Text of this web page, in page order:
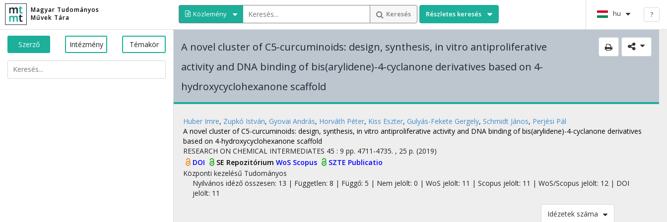
Magyar Tudományos
Művek Tára
Közlemény Keresés Részletes keresés hu ?
Szerző Intézmény Témakör
A novel cluster of C5-curcuminoids: design, synthesis, in vitro antiproliferative
activity and DNA binding of bis(arylidene)-4-cyclanone derivatives based on 4-
hydroxycyclohexanone scaffold
Huber Imre, Zupkó István, Gyovai András, Horváth Péter, Kiss Eszter, Gulyás-Fekete Gergely, Schmidt János, Perjési Pál
A novel cluster of C5-curcuminoids: design, synthesis, in vitro antiproliferative activity and DNA binding of bis(arylidene)-4-cyclanone derivatives
based on 4-hydroxycyclohexanone scaffold
RESEARCH ON CHEMICAL INTERMEDIATES 45 : 9 pp. 4711-4735. , 25 p. (2019)
DOI
SE Repozitórium WoS Scopus
SZTE Publicatio
Központi kezelésű Tudományos
Nyilvános idéző összesen: 13 | Független: 8 | Függő: 5 | Nem jelölt: 0 | WoS jelölt: 11 | Scopus jelölt: 11 | WoS/Scopus jelölt: 12 | DOI
jelölt: 11
Idézetek száma